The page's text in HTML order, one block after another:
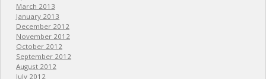
March 2013
January 2013
December 2012
November 2012
October 2012
September 2012
August 2012
July 2012